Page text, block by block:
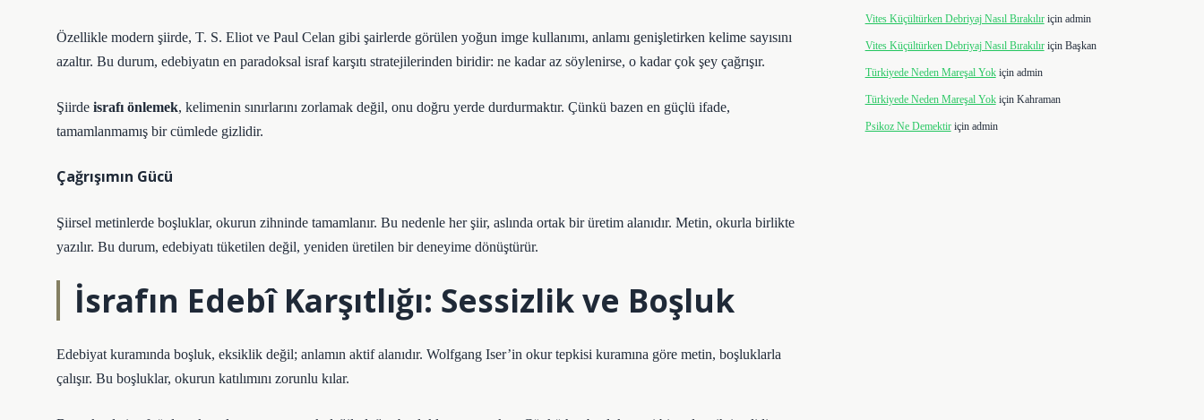
Özellikle modern şiirde, T. S. Eliot ve Paul Celan gibi şairlerde görülen yoğun imge kullanımı, anlamı genişletirken kelime sayısını
azaltır. Bu durum, edebiyatın en paradoksal israf karşıtı stratejilerinden biridir: ne kadar az söylenirse, o kadar çok şey çağrışır.
Şiirde israfı önlemek, kelimenin sınırlarını zorlamak değil, onu doğru yerde durdurmaktır. Çünkü bazen en güçlü ifade,
tamamlanmamış bir cümlede gizlidir.
Çağrışımın Gücü
Şiirsel metinlerde boşluklar, okurun zihninde tamamlanır. Bu nedenle her şiir, aslında ortak bir üretim alanıdır. Metin, okurla birlikte
yazılır. Bu durum, edebiyatı tüketilen değil, yeniden üretilen bir deneyime dönüştürür.
İsrafın Edebî Karşıtlığı: Sessizlik ve Boşluk
Edebiyat kuramında boşluk, eksiklik değil; anlamın aktif alanıdır. Wolfgang Iser’in okur tepkisi kuramına göre metin, boşluklarla
çalışır. Bu boşluklar, okurun katılımını zorunlu kılar.
Vites Küçültürken Debriyaj Nasıl Bırakılıriçin admin
Vites Küçültürken Debriyaj Nasıl Bırakılıriçin Başkan
Türkiyede Neden Mareşal Yokiçin admin
Türkiyede Neden Mareşal Yokiçin Kahraman
Psikoz Ne Demektiriçin admin